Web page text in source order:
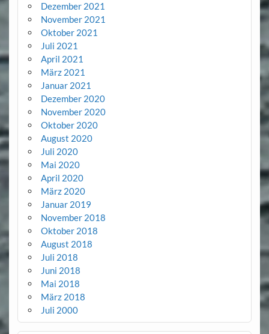
Dezember 2021
November 2021
Oktober 2021
Juli 2021
April 2021
März 2021
Januar 2021
Dezember 2020
November 2020
Oktober 2020
August 2020
Juli 2020
Mai 2020
April 2020
März 2020
Januar 2019
November 2018
Oktober 2018
August 2018
Juli 2018
Juni 2018
Mai 2018
März 2018
Juli 2000